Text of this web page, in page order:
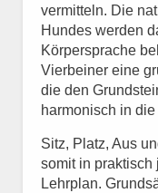
vermitteln. Die
Hundes werden
Körpersprache
Vierbeiner eine
die den
harmonisch in
Sitz, Platz, Aus
somit in praktisch
Lehrplan.